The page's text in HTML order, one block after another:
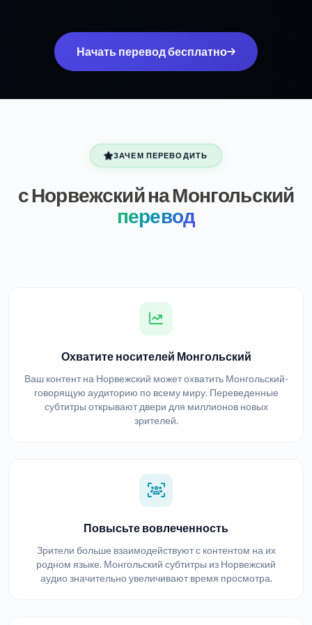
Начать перевод бесплатно
ЗАЧЕМ ПЕРЕВОДИТЬ
с Норвежский на Монгольский
перевод
Охватите носителей Монгольский
Ваш контент на Норвежский может охватить Монгольский-
говорящую аудиторию по всему миру. Переведенные
субтитры открывают двери для миллионов новых
зрителей.
Повысьте вовлеченность
Зрители больше взаимодействуют с контентом на их
родном языке. Монгольский субтитры из Норвежский
аудио значительно увеличивают время просмотра.